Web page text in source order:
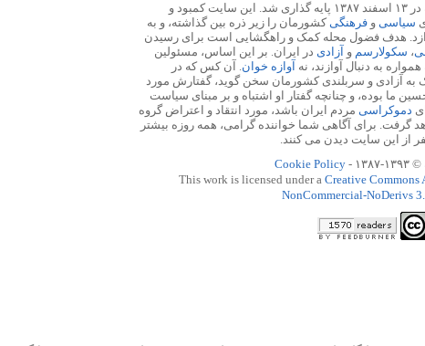
فضول محله در ۱۳ اسفند ۱۳۸۷ پایه گذاری شد. این سایت کمبود و
سیاسی و فرهنگیکشورمان را زیر ذره بین گذاشته، و به
هدف فضول محله کمک و راهگشایی است برای رسیدن
، سکولارسم و آزادی در ایران. بر این اساس، مسئولین
به دنبال آوازند، نه آوازه خوان. آن کس که در
به آزادی و سربلندی کشورمان سخن گوید، گفتارش مورد
ما بوده، و چنانچه گفتار او اشتباه و بر مبنای سیاست
دموکراسی مردم ایران باشد، مورد انتقاد و اعتراض گروه
گرفت. برای آگاهی شما خواننده گرامی، همه روزه بیشتر
© ۱۳۹۳-۱۳۸۷ -
Cookie Policy
This work is licensed under a Creative
NonCommercial-NoDerivs